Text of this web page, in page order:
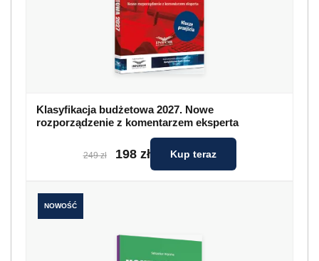
Klasyfikacja budżetowa 2027. Nowe
rozporządzenie z komentarzem eksperta
249 zł 198 zł Kup teraz
NOWOŚĆ